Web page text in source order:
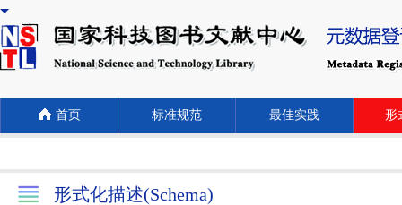
首页 标准规范 最佳实践 形
形式化描述(Schema)